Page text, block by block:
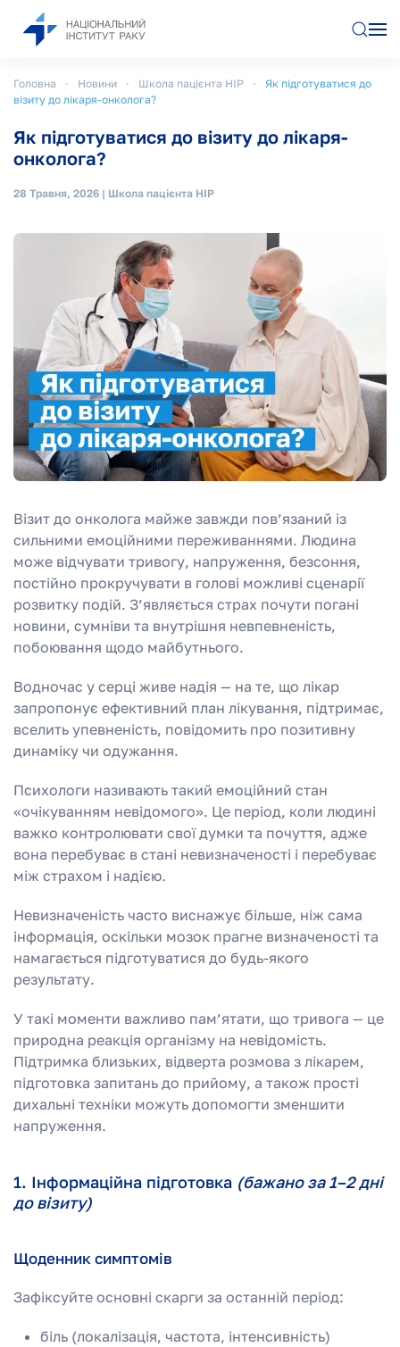
Головна Новини Школа пацієнта НІР
Як підготуватися до
візиту до лікаря-онколога?
Як підготуватися до візиту до лікаря-
онколога?
28 Травня, 2026 | Школа пацієнта НІР
Візит до онколога майже завжди пов’язаний із
сильними емоційними переживаннями. Людина
може відчувати тривогу, напруження, безсоння,
постійно прокручувати в голові можливі сценарії
розвитку подій. З’являється страх почути погані
новини, сумніви та внутрішня невпевненість,
побоювання щодо майбутнього.
Водночас у серці живе надія — на те, що лікар
запропонує ефективний план лікування, підтримає,
вселить упевненість, повідомить про позитивну
динаміку чи одужання.
Психологи називають такий емоційний стан
«очікуванням невідомого». Це період, коли людині
важко контролювати свої думки та почуття, адже
вона перебуває в стані невизначеності і перебуває
між страхом і надією.
Невизначеність часто виснажує більше, ніж сама
інформація, оскільки мозок прагне визначеності та
намагається підготуватися до будь-якого
результату.
У такі моменти важливо пам’ятати, що тривога — це
природна реакція організму на невідомість.
Підтримка близьких, відверта розмова з лікарем,
підготовка запитань до прийому, а також прості
дихальні техніки можуть допомогти зменшити
напруження.
1. Інформаційна підготовка (бажано за 1–2 дні
до візиту)
Щоденник симптомів
Зафіксуйте основні скарги за останній період:
біль (локалізація, частота, інтенсивність)